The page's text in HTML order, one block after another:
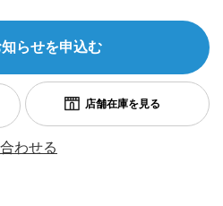
知らせを申込む
わせる